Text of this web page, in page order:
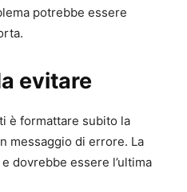
potrebbe essere
evitare
è formattare subito la
messaggio di errore. La
dovrebbe essere l’ultima